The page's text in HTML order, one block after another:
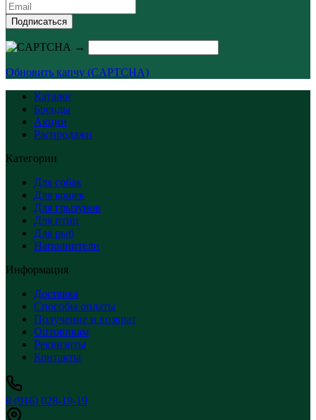
Подписаться
→
Обновить капчу (CAPTCHA)
Каталог
Бренды
Акции
Распродажи
Категории
Для собак
Для кошек
Для грызунов
Для птиц
Для рыб
Наполнители
Информация
Доставка
Способы оплаты
Получение и возврат
Оптовикам
Реквизиты
Контакты
8 (916) 028-19-19